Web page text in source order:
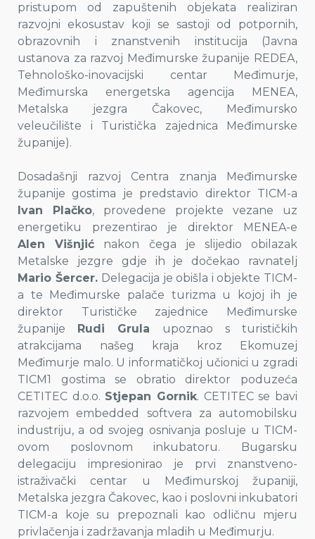
pristupom od zapuštenih objekata realiziran
razvojni ekosustav koji se sastoji od potpornih,
obrazovnih i znanstvenih institucija (Javna
ustanova za razvoj Međimurske županije REDEA,
Tehnološko-inovacijski centar Međimurje,
Međimurska energetska agencija MENEA,
Metalska jezgra Čakovec, Međimursko
veleučilište i Turistička zajednica Međimurske
županije).
Dosadašnji razvoj Centra znanja Međimurske
županije gostima je predstavio direktor TICM-a
Ivan Plačko, provedene projekte vezane uz
energetiku prezentirao je direktor MENEA-e
Alen Višnjić nakon čega je slijedio obilazak
Metalske jezgre gdje ih je dočekao ravnatelj
Mario Šercer. Delegacija je obišla i objekte TICM-
a te Međimurske palače turizma u kojoj ih je
direktor Turističke zajednice Međimurske
županije Rudi Grula upoznao s turističkih
atrakcijama našeg kraja kroz Ekomuzej
Međimurje malo. U informatičkoj učionici u zgradi
TICM1 gostima se obratio direktor poduzeća
CETITEC d.o.o. Stjepan Gornik. CETITEC se bavi
razvojem embedded softvera za automobilsku
industriju, a od svojeg osnivanja posluje u TICM-
ovom poslovnom inkubatoru. Bugarsku
delegaciju impresionirao je prvi znanstveno-
istraživački centar u Međimurskoj županiji,
Metalska jezgra Čakovec, kao i poslovni inkubatori
TICM-a koje su prepoznali kao odličnu mjeru
privlačenja i zadržavanja mladih u Međimurju.